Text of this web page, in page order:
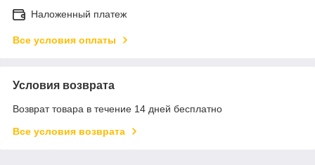
Наложенный платеж
Все условия оплаты
Условия возврата
Возврат товара в течение 14 дней бесплатно
Все условия возврата